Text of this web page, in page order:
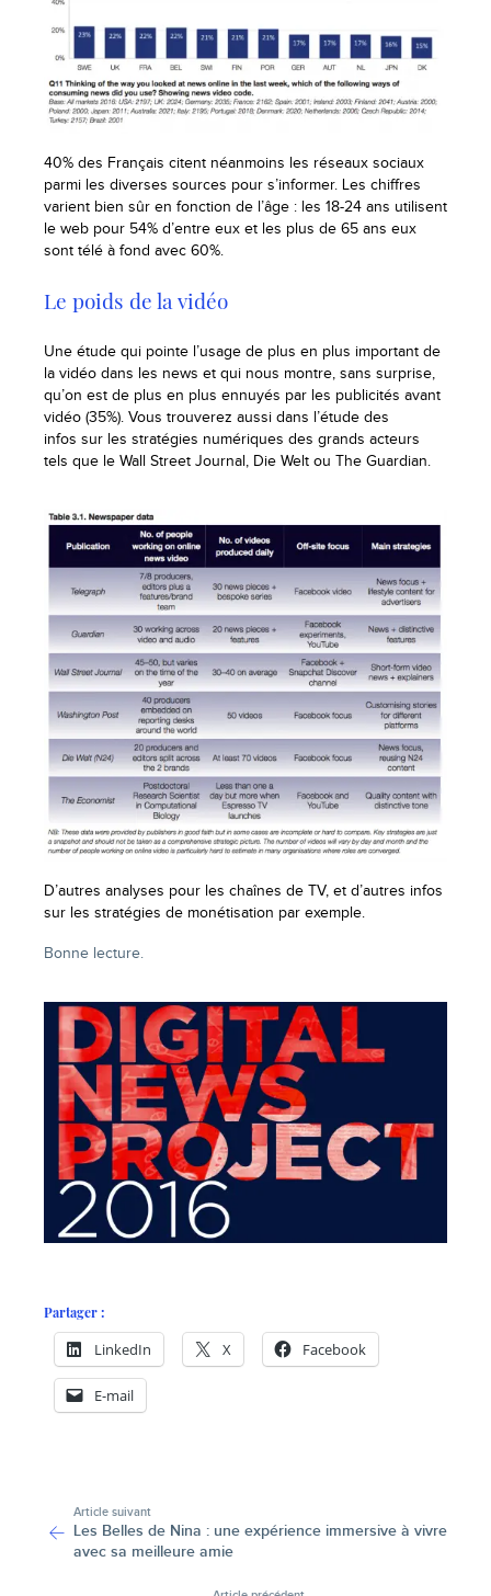
40% des Français citent néanmoins les réseaux sociaux
parmi les diverses sources pour s’informer. Les chiffres
varient bien sûr en fonction de l’âge : les 18-24 ans utilisent
le web pour 54% d’entre eux et les plus de 65 ans eux
sont télé à fond avec 60%.
Le poids de la vidéo
Une étude qui pointe l’usage de plus en plus important de
la vidéo dans les news et qui nous montre, sans surprise,
qu’on est de plus en plus ennuyés par les publicités avant
vidéo (35%). Vous trouverez aussi dans l’étude des
infos sur les stratégies numériques des grands acteurs
tels que le Wall Street Journal, Die Welt ou The Guardian.
D’autres analyses pour les chaînes de TV, et d’autres infos
sur les stratégies de monétisation par exemple.
Bonne lecture.
Partager :
LinkedIn X Facebook
E-mail
Article suivant
Les Belles de Nina : une expérience immersive à vivre
avec sa meilleure amie